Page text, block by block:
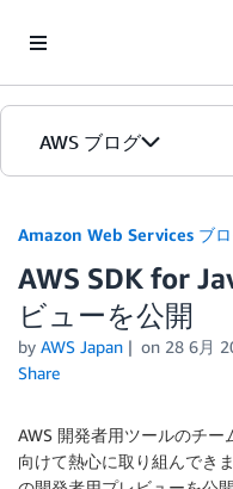
AWS ブログ
カテゴリ
エディション
Amazon Web Services ブ
AWS SDK for
ビューを公開
by AWS Japan on 28 6月
Share
AWS 開発者用ツールのチー
向けて熱心に取り組んでき